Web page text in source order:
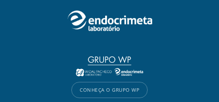
CONHEÇA O GRUPO WP